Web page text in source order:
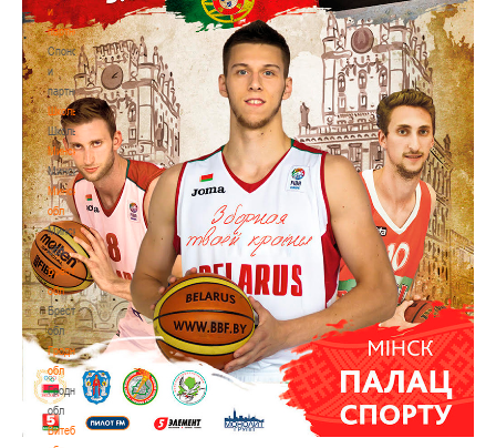
и
партнеры
Спонсоры
и
партнеры
Школы
Школы
Минск
Минск
Минская
обл
Минская
обл
Брестская
обл
Брестская
обл
Гродненская
обл
Гродненская
обл
Витебская